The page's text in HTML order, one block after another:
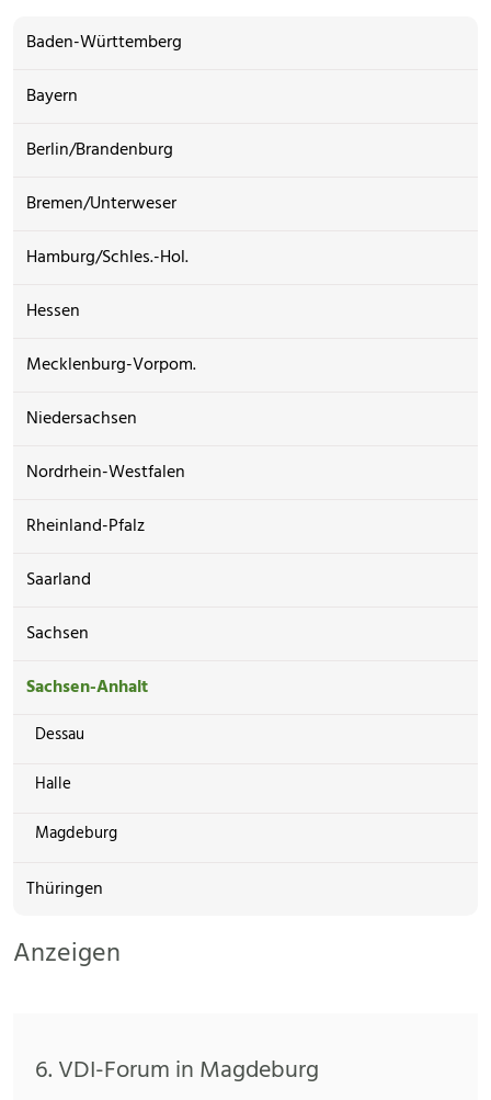
Baden-Württemberg
Bayern
Berlin/Brandenburg
Bremen/Unterweser
Hamburg/Schles.-Hol.
Hessen
Mecklenburg-Vorpom.
Niedersachsen
Nordrhein-Westfalen
Rheinland-Pfalz
Saarland
Sachsen
Sachsen-Anhalt
Dessau
Halle
Magdeburg
Thüringen
Anzeigen
6. VDI-Forum in Magdeburg